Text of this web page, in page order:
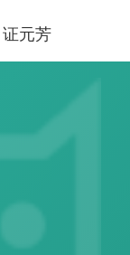
证元芳